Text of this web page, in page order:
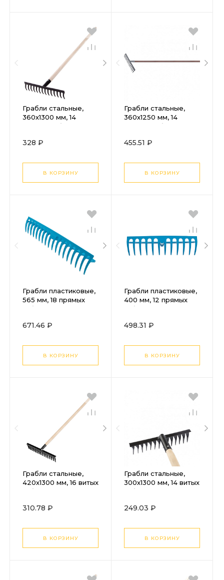
Грабли стальные,
360х1300 мм, 14
прямых зубьев,
черенок, Сибртех
328 ₽
В КОРЗИНУ
Грабли стальные,
360х1250 мм, 14
прямых зубьев,
лакированный
Palisad
455.51 ₽
В КОРЗИНУ
Грабли пластиковые,
565 мм, 18 прямых
зубьев, усиленные,
671.46 ₽
В КОРЗИНУ
Грабли пластиковые,
400 мм, 12 прямых
зубьев, усиленные,
498.31 ₽
В КОРЗИНУ
Грабли стальные,
420х1300 мм, 16 витых
зубьев, деревянный
310.78 ₽
В КОРЗИНУ
Грабли стальные,
300х1300 мм, 14 витых
зубьев, деревянный
249.03 ₽
В КОРЗИНУ